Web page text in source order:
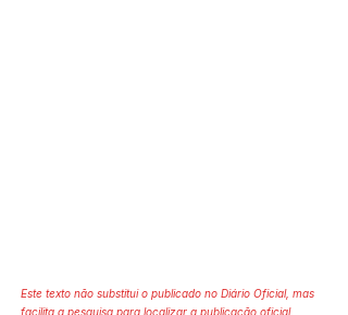
Este texto não substitui o publicado no Diário Oficial, mas
facilita a pesquisa para localizar a publicação oficial.